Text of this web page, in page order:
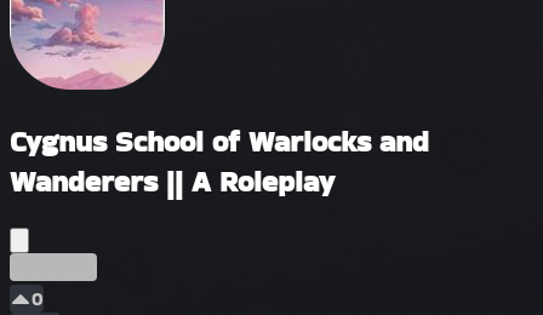
Cygnus School of Warlocks and
Wanderers || A Roleplay
0